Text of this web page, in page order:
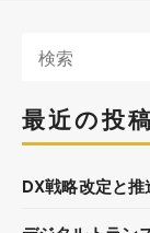
最近の投稿
DX戦略改定と